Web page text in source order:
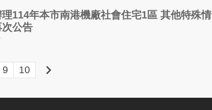
114年本市南港機廠社會住宅1區 其他特殊情
公告
9 10 keyboard_arrow_right